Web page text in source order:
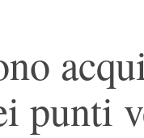
punti